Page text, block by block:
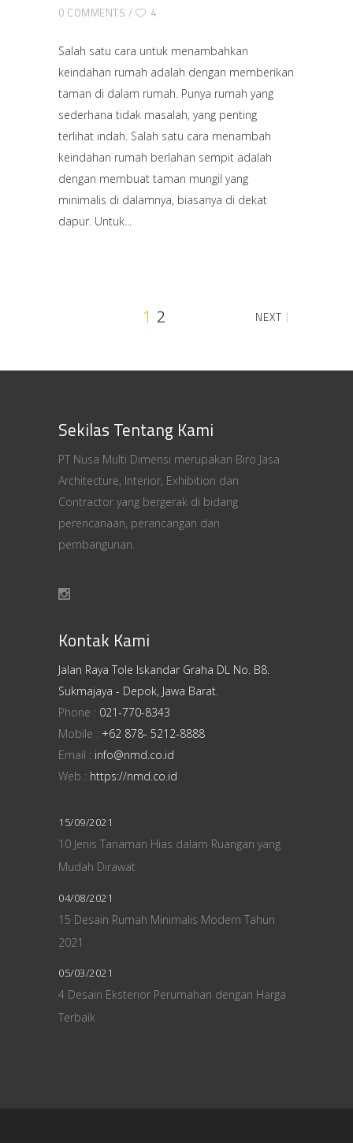
0 COMMENTS
4
Salah satu cara untuk menambahkan
keindahan rumah adalah dengan memberikan
taman di dalam rumah. Punya rumah yang
sederhana tidak masalah, yang penting
terlihat indah. Salah satu cara menambah
keindahan rumah berlahan sempit adalah
dengan membuat taman mungil yang
minimalis di dalamnya, biasanya di dekat
dapur. Untuk
1 2 NEXT
Sekilas Tentang Kami
PT Nusa Multi Dimensi merupakan Biro Jasa
Architecture, Interior, Exhibition dan
Contractor yang bergerak di bidang
perencanaan, perancangan dan
pembangunan.
Kontak Kami
Jalan Raya Tole Iskandar Graha DL No. B8.
Sukmajaya - Depok, Jawa Barat.
Phone : 021-770-8343
Mobile : +62 878- 5212-8888
Email : info@nmd.co.id
Web : https://nmd.co.id
15/09/2021
10 Jenis Tanaman Hias dalam Ruangan yang
Mudah Dirawat
04/08/2021
15 Desain Rumah Minimalis Modern Tahun
2021
05/03/2021
4 Desain Eksterior Perumahan dengan Harga
Terbaik